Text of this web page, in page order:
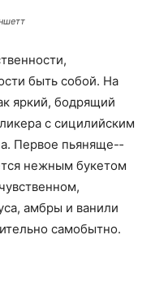
быть собой. На
яркий, бодрящий
с сицилийским
Первое пьяняще-­
нежным букетом
амбры и ванили
самобытно.